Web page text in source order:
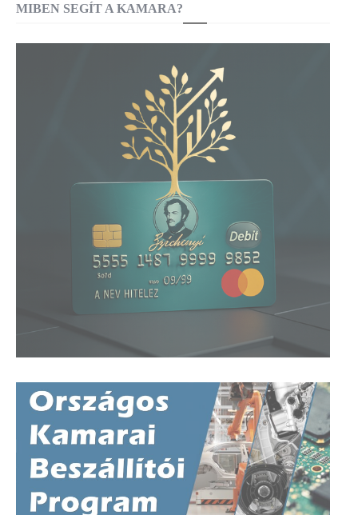
MIBEN SEGÍT A KAMARA?